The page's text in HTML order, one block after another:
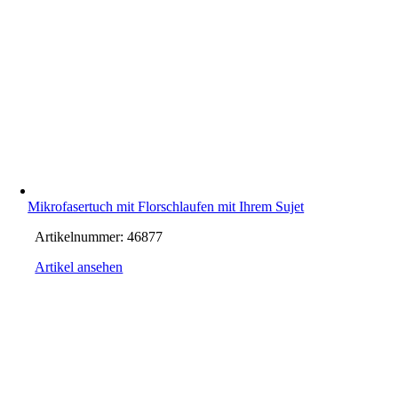
Mikrofasertuch mit Florschlaufen mit Ihrem Sujet
Artikelnummer:46877
Artikel ansehen